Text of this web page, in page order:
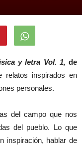
y letra Vol. 1, de
relatos inspirados en
personales.
del campo que nos
del pueblo. Lo que
inspiración, hablar de